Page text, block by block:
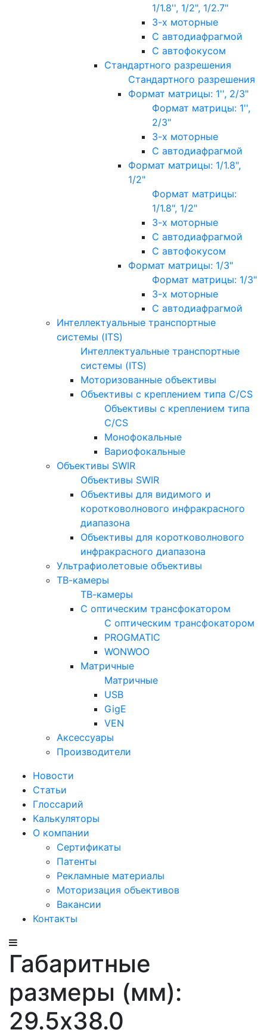
1/1.8'', 1/2", 1/2.7"
3-х моторные
С автодиафрагмой
С автофокусом
Стандартного разрешения
Стандартного разрешения
Формат матрицы: 1'', 2/3"
Формат матрицы: 1'',
2/3"
3-х моторные
С автодиафрагмой
Формат матрицы: 1/1.8",
1/2"
Формат матрицы:
1/1.8", 1/2"
3-х моторные
С автодиафрагмой
С автофокусом
Формат матрицы: 1/3"
Формат матрицы: 1/3"
3-х моторные
С автодиафрагмой
Интеллектуальные транспортные
системы (ITS)
Интеллектуальные транспортные
системы (ITS)
Моторизованные объективы
Объективы с креплением типа C/CS
Объективы с креплением типа
C/CS
Монофокальные
Вариофокальные
Объективы SWIR
Объективы SWIR
Объективы для видимого и
коротковолнового инфракрасного
диапазона
Объективы для коротковолнового
инфракрасного диапазона
Ультрафиолетовые объективы
ТВ-камеры
ТВ-камеры
С оптическим трансфокатором
С оптическим трансфокатором
PROGMATIC
WONWOO
Матричные
Матричные
USB
GigE
VEN
Аксессуары
Производители
Новости
Статьи
Глоссарий
Калькуляторы
О компании
Сертификаты
Патенты
Рекламные материалы
Моторизация объективов
Вакансии
Контакты
Габаритные
размеры (мм):
29.5x38.0